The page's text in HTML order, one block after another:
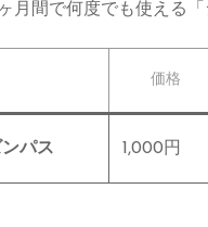
月間で何度でも使える「
価格
パス 1,000円